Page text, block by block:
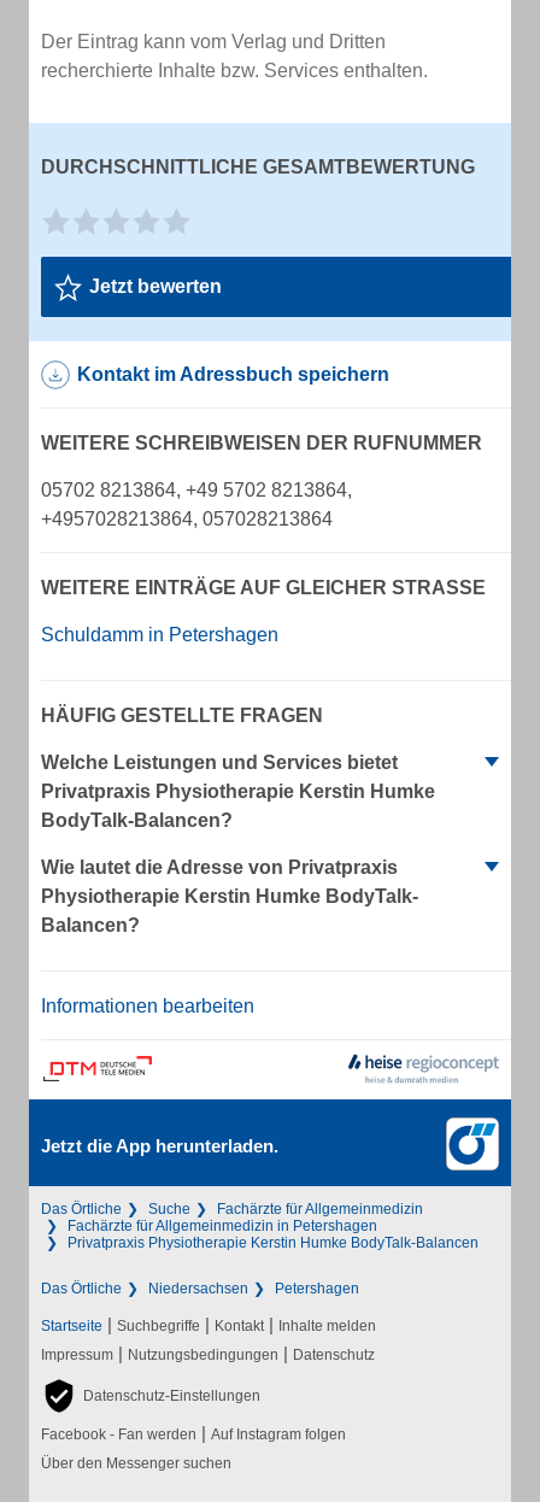
Der Eintrag kann vom Verlag und Dritten
recherchierte Inhalte bzw. Services enthalten.
DURCHSCHNITTLICHE GESAMTBEWERTUNG
Jetzt bewerten
Kontakt im Adressbuch speichern
WEITERE SCHREIBWEISEN DER RUFNUMMER
05702 8213864, +49 5702 8213864,
+4957028213864, 057028213864
WEITERE EINTRÄGE AUF GLEICHER STRASSE
Schuldamm in Petershagen
HÄUFIG GESTELLTE FRAGEN
Welche Leistungen und Services bietet
Privatpraxis Physiotherapie Kerstin Humke
BodyTalk-Balancen?
Wie lautet die Adresse von Privatpraxis
Physiotherapie Kerstin Humke BodyTalk-
Balancen?
Informationen bearbeiten
Jetzt die App herunterladen.
Das Örtliche Suche
Fachärzte für Allgemeinmedizin
Fachärzte für Allgemeinmedizin in Petershagen
Privatpraxis Physiotherapie Kerstin Humke BodyTalk-Balancen
Das Örtliche Niedersachsen Petershagen
Startseite | Suchbegriffe | Kontakt | Inhalte melden
Impressum | Nutzungsbedingungen | Datenschutz
Datenschutz-Einstellungen
Facebook - Fan werden | Auf Instagram folgen
Über den Messenger suchen